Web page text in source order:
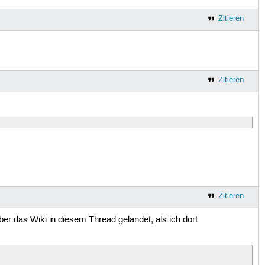
Zitieren
Zitieren
Zitieren
das Wiki in diesem Thread gelandet, als ich dort